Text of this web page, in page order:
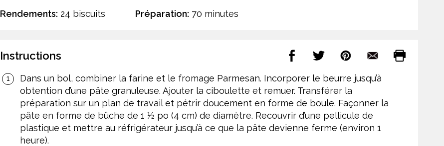
Rendements: 24 biscuits Préparation: 70 minutes
Instructions
Dans un bol, combiner la farine et le fromage Parmesan. Incorporer le beurre jusqu’à
obtention d’une pâte granuleuse. Ajouter la ciboulette et remuer. Transférer la
préparation sur un plan de travail et pétrir doucement en forme de boule. Façonner la
pâte en forme de bûche de 1 ½ po (4 cm) de diamètre. Recouvrir d’une pellicule de
plastique et mettre au réfrigérateur jusqu’à ce que la pâte devienne ferme (environ 1
heure).